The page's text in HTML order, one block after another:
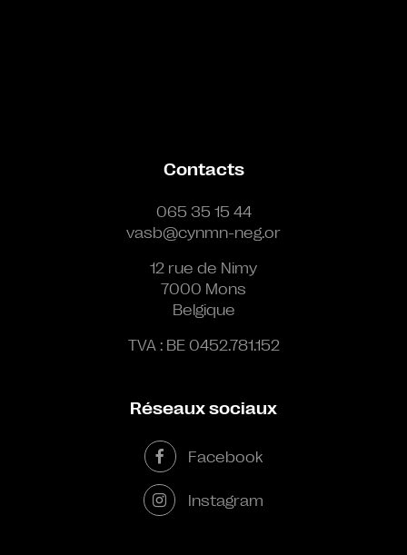
Contacts
065 35 15 44
vasb@cynmn-neg.or
12 rue de Nimy
7000 Mons
Belgique
TVA : BE 0452.781.152
Réseaux sociaux
Facebook
Instagram